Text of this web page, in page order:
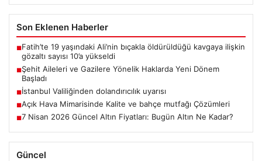
Son Eklenen Haberler
■Fatih’te 19 yaşındaki Ali’nin bıçakla öldürüldüğü kavgaya ilişkin
gözaltı sayısı 10’a yükseldi
■Şehit Aileleri ve Gazilere Yönelik Haklarda Yeni Dönem
Başladı
■İstanbul Valiliğinden dolandırıcılık uyarısı
■Açık Hava Mimarisinde Kalite ve bahçe mutfağı Çözümleri
■7 Nisan 2026 Güncel Altın Fiyatları: Bugün Altın Ne Kadar?
Güncel